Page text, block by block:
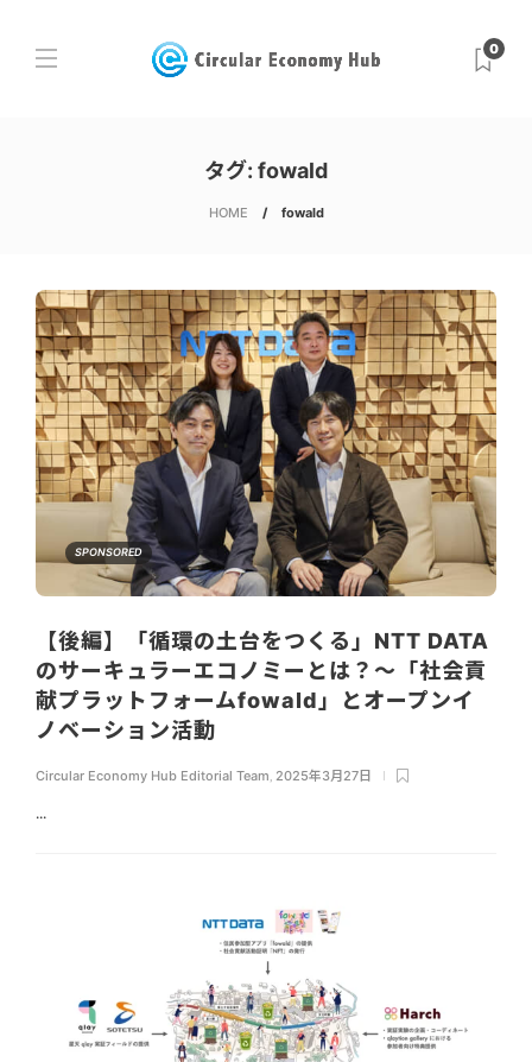
0
タグ: fowald
HOME fowald
SPONSORED
【後編】「循環の土台をつくる」NTT DATA
のサーキュラーエコノミーとは？〜「社会貢
献プラットフォームfowald」とオープンイ
ノベーション活動
Circular Economy Hub Editorial Team, 2025年3月27日
...